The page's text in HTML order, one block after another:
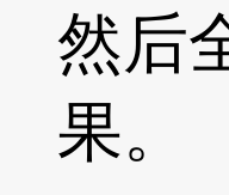
然后
果。